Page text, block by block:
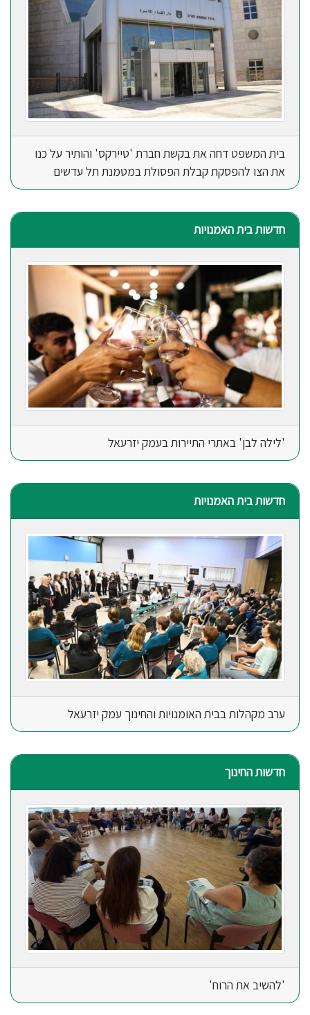
בית המשפט דחה את בקשת חברת 'טיירקס' והותיר על כנו
את הצו להפסקת קבלת הפסולת במטמנת תל עדשים
חדשות בית האמנויות
'לילה לבן' באתרי התיירות בעמק יזרעאל
חדשות בית האמנויות
ערב מקהלות בבית האומנויות והחינוך עמק יזרעאל
חדשות החינוך
'להשיב את הרוח'